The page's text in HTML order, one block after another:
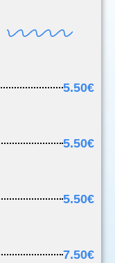
5.50€
5.50€
5.50€
7.50€